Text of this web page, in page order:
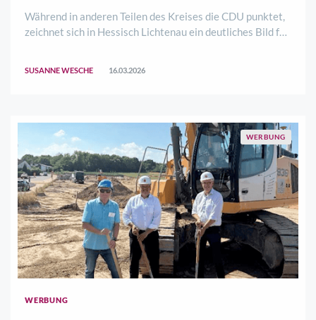
Während in anderen Teilen des Kreises die CDU punktet,
zeichnet sich in Hessisch Lichtenau ein deutliches Bild für
SUSANNE WESCHE 16.03.2026
WERBUNG
WERBUNG